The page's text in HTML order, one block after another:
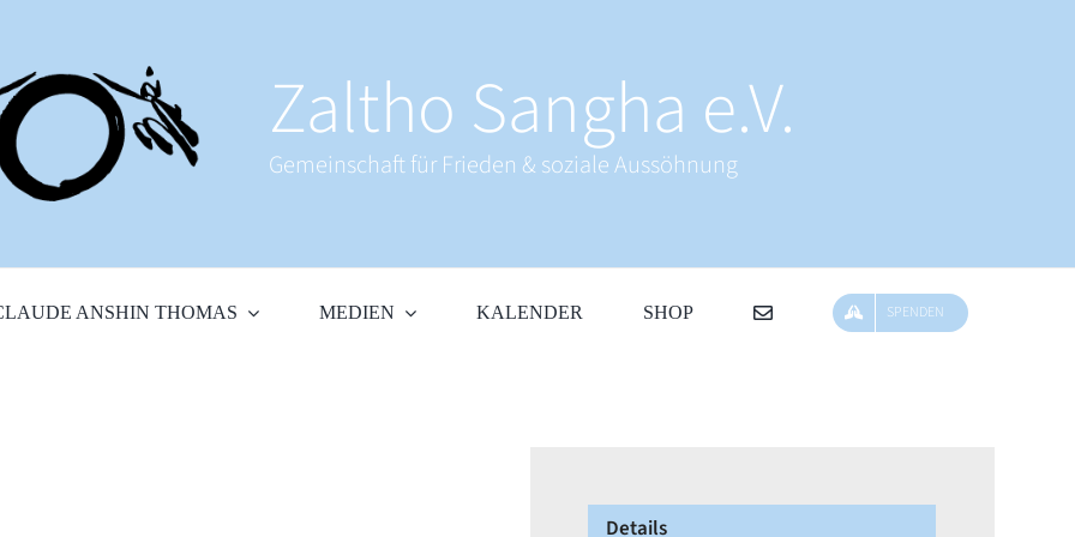
Zaltho Sangha e.V.
Gemeinschaft für Frieden & soziale Aussöhnung
ANSHIN THOMAS MEDIEN KALENDER SHOP SPENDEN
Details